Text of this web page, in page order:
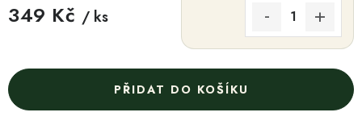
349 Kč / ks
PŘIDAT DO KOŠÍKU